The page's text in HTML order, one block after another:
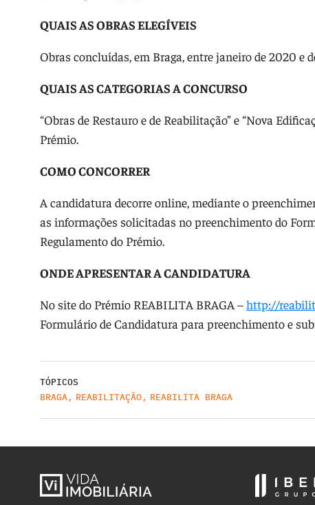
QUAIS AS OBRAS ELEGÍVEIS
Obras concluídas, em Braga, entre janeiro de 2020 e
QUAIS AS CATEGORIAS A CONCURSO
“Obras de Restauro e de Reabilitação” e “Nova
Prémio.
COMO CONCORRER
A candidatura decorre online, mediante o
as informações solicitadas no preenchimento do
Regulamento do Prémio.
ONDE APRESENTAR A CANDIDATURA
No site do Prémio REABILITA BRAGA –http://
Formulário de Candidatura para preenchimento e
TÓPICOS
BRAGA, REABILITAÇÃO, REABILITA BRAGA